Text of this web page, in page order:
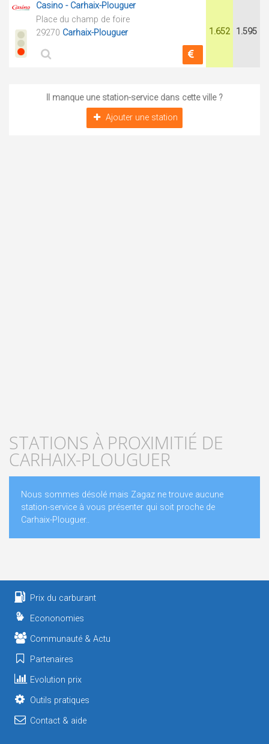
Casino - Carhaix-Plouguer
Place du champ de foire
29270 Carhaix-Plouguer 1.652 1.595
Il manque une station-service dans cette ville ?
Ajouter une station
STATIONS À PROXIMITIÉ DE
CARHAIX-PLOUGUER
Nous sommes désolé mais Zagaz ne trouve aucune
station-service à vous présenter qui soit proche de
Carhaix-Plouguer..
Prix du carburant
Econonomies
Communauté & Actu
Partenaires
Evolution prix
Outils pratiques
Contact & aide